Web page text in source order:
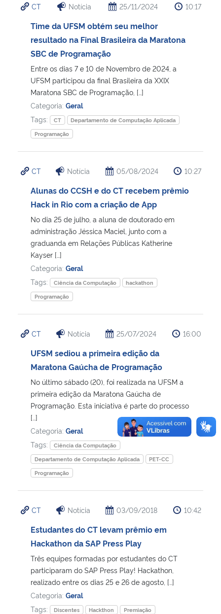
Banco Central do Brasil
CT Notícia 25/11/2024 10:17
Time da UFSM obtém seu melhor
resultado na Final Brasileira da Maratona
SBC de Programação
Entre os dias 7 e 10 de Novembro de 2024, a
UFSM participou da final Brasileira da XXIX
Maratona SBC de Programação, […]
Categoria: Geral
Tags:
CT
Departamento de Computação Aplicada
Programação
CT Notícia 05/08/2024 10:27
Alunas do CCSH e do CT recebem prêmio
Hack in Rio com a criação de App
No dia 25 de julho, a aluna de doutorado em
administração Jéssica Maciel, junto com a
graduanda em Relações Públicas Katherine
Kayser […]
Categoria: Geral
Tags:
Ciência da Computação
hackathon
Programação
CT Notícia 25/07/2024 16:00
UFSM sediou a primeira edição da
Maratona Gaúcha de Programação
No último sábado (20), foi realizada na UFSM a
primeira edição da Maratona Gaúcha de
Programação. Esta iniciativa é parte do processo
[…]
Categoria: Geral
Tags:
Ciência da Computação
Departamento de Computação Aplicada
PET-CC
Programação
CT Notícia 03/09/2018 10:42
Estudantes do CT levam prêmio em
Hackathon da SAP Press Play
Três equipes formadas por estudantes do CT
participaram do SAP Press Play! Hackathon,
realizado entre os dias 25 e 26 de agosto, […]
Categoria: Geral
Tags:
Discentes Hackthon
Premiação